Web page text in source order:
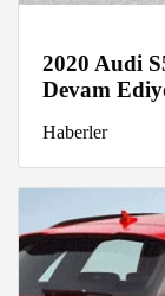
2020 Audi
Devam
Haberler